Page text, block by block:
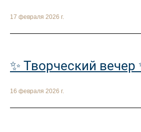
17 февраля 2026 г.
✨ Творческий вечер
16 февраля 2026 г.